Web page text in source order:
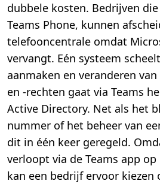
dubbele kosten. Bedrijven
Teams Phone, kunnen
telefooncentrale omdat
vervangt. Eén systeem
aanmaken en veranderen
en -rechten gaat via Teams
Active Directory. Net als het
nummer of het beheer van
dit in één keer geregeld.
verloopt via de Teams app
kan een bedrijf ervoor kiezen